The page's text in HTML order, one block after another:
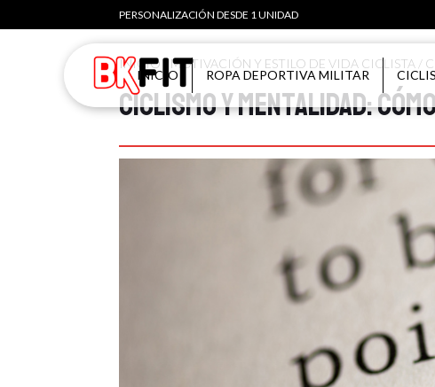
PERSONALIZACIÓN DESDE 1 UNIDAD
INICIO ROPA DEPORTIVA MILITAR
INICIO/MOTIVACIÓN Y ESTILO DE VIDA CICLISTA/
Ciclismo y mentalidad: